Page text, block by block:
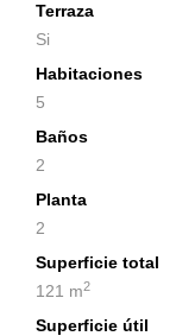
Terraza
Si
Habitaciones
5
Baños
2
Planta
2
Superficie total
121 m2
Superficie útil